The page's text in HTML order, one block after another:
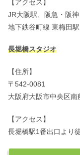
【アクセス】
JR大阪駅、阪急・阪
地下鉄谷町線 東梅田
長堀橋スタジオ
【住所】
〒542-0081
大阪府大阪市中央区
【アクセス】
長堀橋駅1番出口より